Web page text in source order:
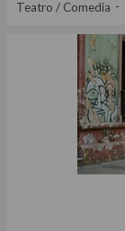
Teatro / Comedia